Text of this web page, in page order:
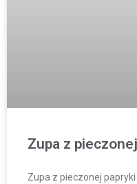
Zupa z
Zupa z pieczonej